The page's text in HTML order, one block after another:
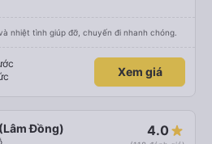
nhiệt tình giúp đỡ, chuyến đi nhanh chóng.
Xem giá
Đồng) 4.0